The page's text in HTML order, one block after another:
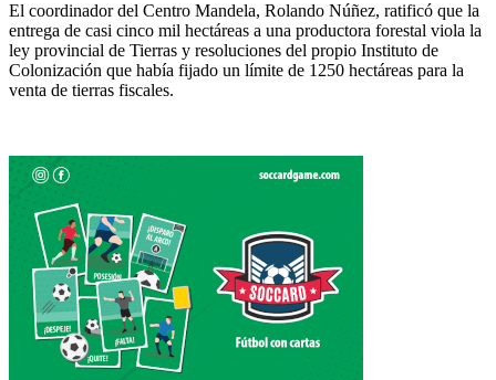
El coordinador del Centro Mandela, Rolando Núñez, ratificó que la
entrega de casi cinco mil hectáreas a una productora forestal viola la
ley provincial de Tierras y resoluciones del propio Instituto de
Colonización que había fijado un límite de 1250 hectáreas para la
venta de tierras fiscales.